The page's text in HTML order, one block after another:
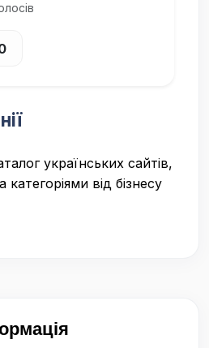
українських сайтів,
від бізнесу